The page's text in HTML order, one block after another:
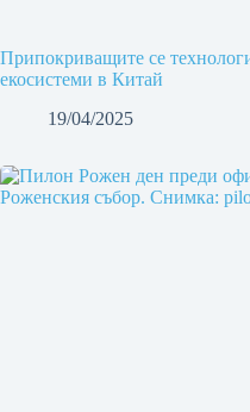
Припокриващите се
екосистеми в Китай
19/04/2025